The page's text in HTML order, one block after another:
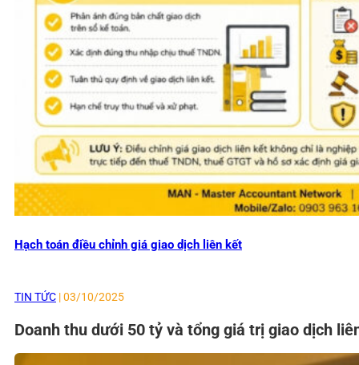
Hạch toán điều chỉnh giá giao dịch liên kết
TIN TỨC | 03/10/2025
Doanh thu dưới 50 tỷ và tổng giá trị giao dịch